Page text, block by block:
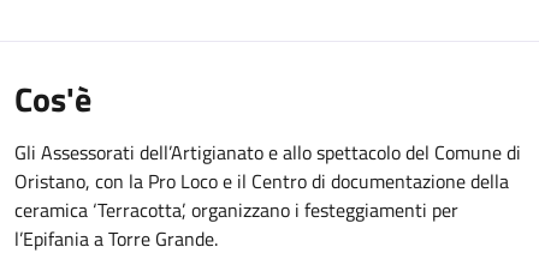
Cos'è
Gli Assessorati dell’Artigianato e allo spettacolo del Comune di
Oristano, con la Pro Loco e il Centro di documentazione della
ceramica ‘Terracotta’, organizzano i festeggiamenti per
l’Epifania a Torre Grande.